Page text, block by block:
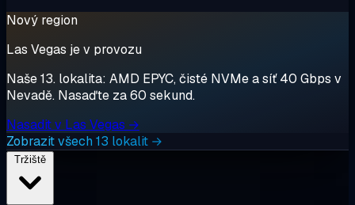
Nový region
Las Vegas je v provozu
Naše 13. lokalita: AMD EPYC, čisté NVMe a síť 40 Gbps v
Nevadě. Nasaďte za 60 sekund.
Nasadit v Las Vegas →
Zobrazit všech 13 lokalit →